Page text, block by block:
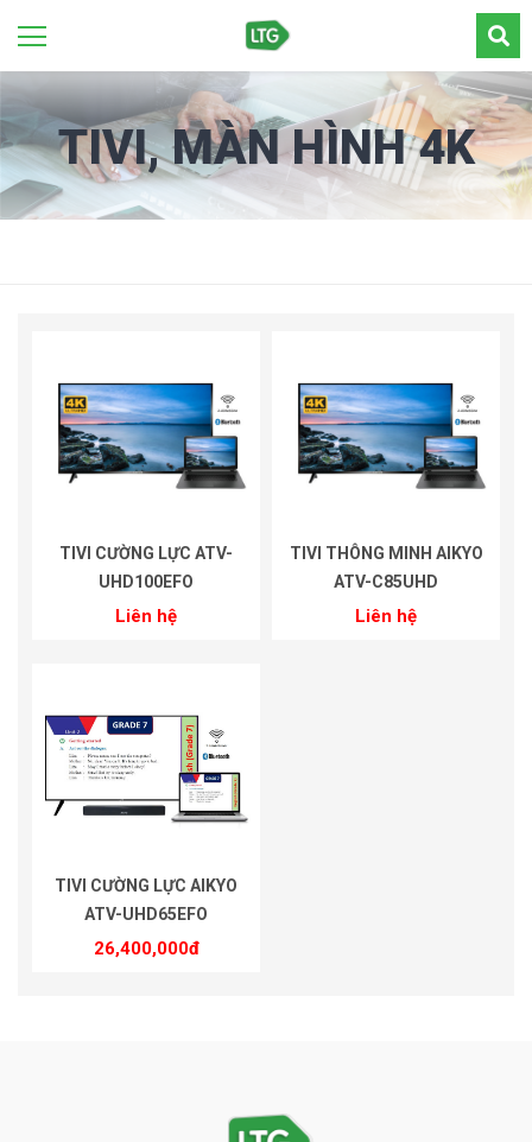
TIVI, MÀN HÌNH 4K
TIVI CƯỜNG LỰC ATV-
UHD100EFO
Liên hệ
TIVI THÔNG MINH AIKYO
ATV-C85UHD
Liên hệ
TIVI CƯỜNG LỰC AIKYO
ATV-UHD65EFO
26,400,000đ